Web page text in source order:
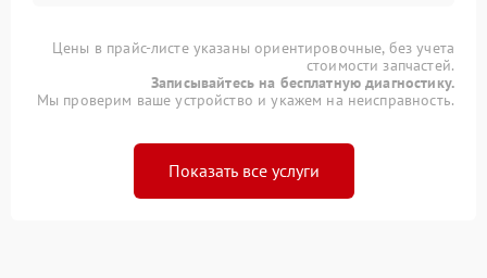
Цены в прайс-листе указаны ориентировочные, без учета
стоимости запчастей.
Записывайтесь на бесплатную диагностику.
Мы проверим ваше устройство и укажем на неисправность.
Показать все услуги